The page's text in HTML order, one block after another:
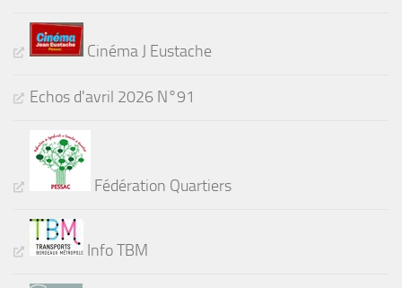
Cinéma J Eustache
Echos d'avril 2026 N°91
Fédération Quartiers
Info TBM